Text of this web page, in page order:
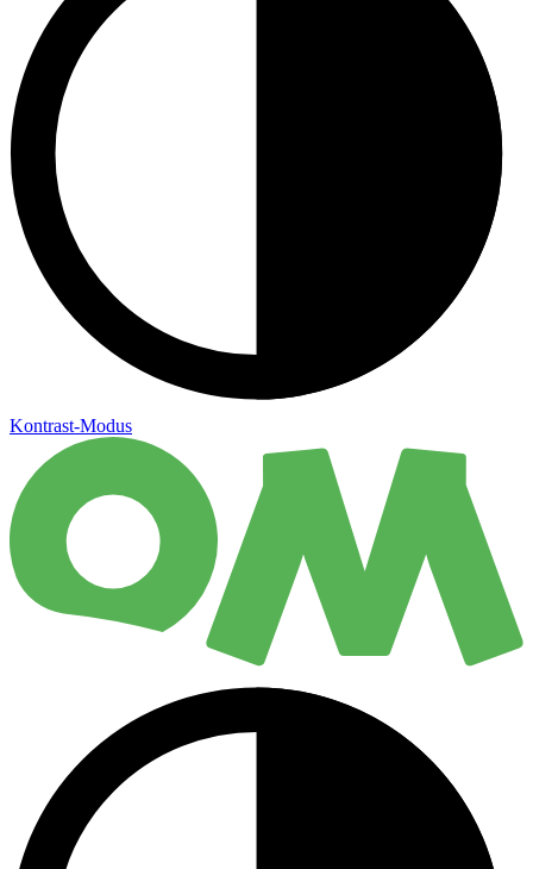
Kontrast-Modus